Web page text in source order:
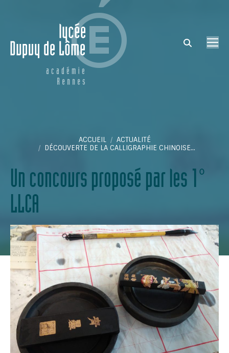
Search:
Vous êtes ici : ACCUEIL
ACTUALITÉ
DÉCOUVERTE DE LA CALLIGRAPHIE CHINOISE…
Un concours proposé par les 1°
LLCA